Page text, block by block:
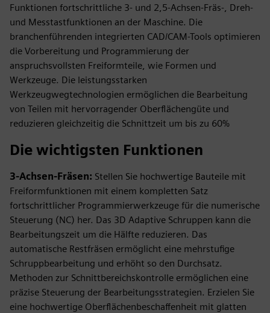
Funktionen fortschrittliche 3- und 2,5-Achsen-Fräs-, Dreh-
und Messtastfunktionen an der Maschine. Die
branchenführenden integrierten CAD/CAM-Tools optimieren
die Vorbereitung und Programmierung der
anspruchsvollsten Freiformteile, wie Formen und
Werkzeuge. Die leistungsstarken
Werkzeugwegtechnologien ermöglichen die Bearbeitung
von Teilen mit hervorragender Oberflächengüte und
reduzieren gleichzeitig die Schnittzeit um bis zu 60%
Die wichtigsten Funktionen
3-Achsen-Fräsen: Stellen Sie hochwertige Bauteile mit
Freiformfunktionen mit einem kompletten Satz
fortschrittlicher Programmierwerkzeuge für die numerische
Steuerung (NC) her. Das 3D Adaptive Schruppen kann die
Bearbeitungszeit um die Hälfte reduzieren. Das
automatische Restfräsen ermöglicht eine mehrstufige
Schruppbearbeitung und erhöht so den Durchsatz.
Methoden zur Schnittbereichskontrolle ermöglichen eine
präzise Steuerung der Bearbeitungsstrategien. Erzielen Sie
eine hochwertige Oberflächenbeschaffenheit mit glatten